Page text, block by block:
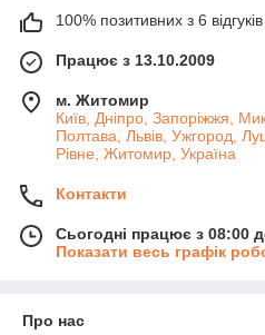
100% позитивних з 6 відгуків
Працює з 13.10.2009
м. Житомир
Київ, Дніпро, Запоріжжя,
Полтава, Львів, Ужгород,
Рівне, Житомир, Україна
Контакти
Сьогодні працює з 08:00
Показати весь графік
Про нас